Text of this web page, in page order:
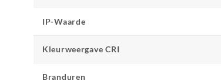
IP-Waarde
Kleurweergave CRI
Branduren